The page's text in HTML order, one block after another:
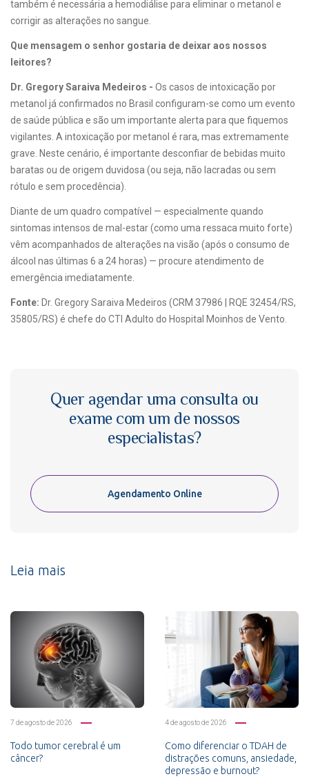
também é necessária a hemodiálise para eliminar o metanol e
corrigir as alterações no sangue.
Que mensagem o senhor gostaria de deixar aos nossos
leitores?
Dr. Gregory Saraiva Medeiros - Os casos de intoxicação por
metanol já confirmados no Brasil configuram-se como um evento
de saúde pública e são um importante alerta para que fiquemos
vigilantes. A intoxicação por metanol é rara, mas extremamente
grave. Neste cenário, é importante desconfiar de bebidas muito
baratas ou de origem duvidosa (ou seja, não lacradas ou sem
rótulo e sem procedência).
Diante de um quadro compatível — especialmente quando
sintomas intensos de mal-estar (como uma ressaca muito forte)
vêm acompanhados de alterações na visão (após o consumo de
álcool nas últimas 6 a 24 horas) — procure atendimento de
emergência imediatamente.
Fonte: Dr. Gregory Saraiva Medeiros (CRM 37986 | RQE 32454/RS,
35805/RS) é chefe do CTI Adulto do Hospital Moinhos de Vento.
Quer agendar uma consulta ou
exame com um de nossos
especialistas?
Agendamento Online
Leia mais
7 de agosto de 2026
Todo tumor cerebral é um
câncer?
4 de agosto de 2026
Como diferenciar o TDAH de
distrações comuns, ansiedade,
depressão e burnout?